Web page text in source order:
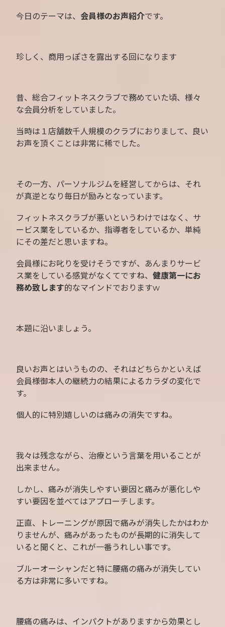
今日のテーマは、 会員様のお声紹介です。
珍しく、商用っぽさを露出する回になります
昔、総合フィットネスクラブで務めていた頃、様々
な会員分析をしていました。
当時は１店舗数千人規模のクラブにおりまして、良い
お声を頂くことは非常に稀でした。
その一方、パーソナルジムを経営してからは、それ
が真逆となり毎日が励みとなっています。
フィットネスクラブが悪いというわけではなく、サ
ービス業をしているか、指導者をしているか、単純
にその差だと思いますね。
会員様にお叱りを受けそうですが、あんまりサービ
ス業をしている感覚がなくてですね、健康第一にお
務め致します的なマインドでおりますw
本題に沿いましょう。
良いお声とはいうものの、それはどちらかといえば
会員様御本人の継続力の結果によるカラダの変化で
す。
個人的に特別嬉しいのは痛みの消失ですね。
我々は残念ながら、治療という言葉を用いることが
出来ません。
しかし、痛みが消失しやすい要因と痛みが悪化しや
すい要因を並べてはアプローチします。
正直、トレーニングが原因で痛みが消失したかはわか
りませんが、痛みがあったものが長期的に消失して
いると聞くと、これが一番うれしい事です。
ブルーオーシャンだと特に腰痛の痛みが消失してい
る方は非常に多いですね。
腰痛の痛みは、インパクトがありますから効果とし